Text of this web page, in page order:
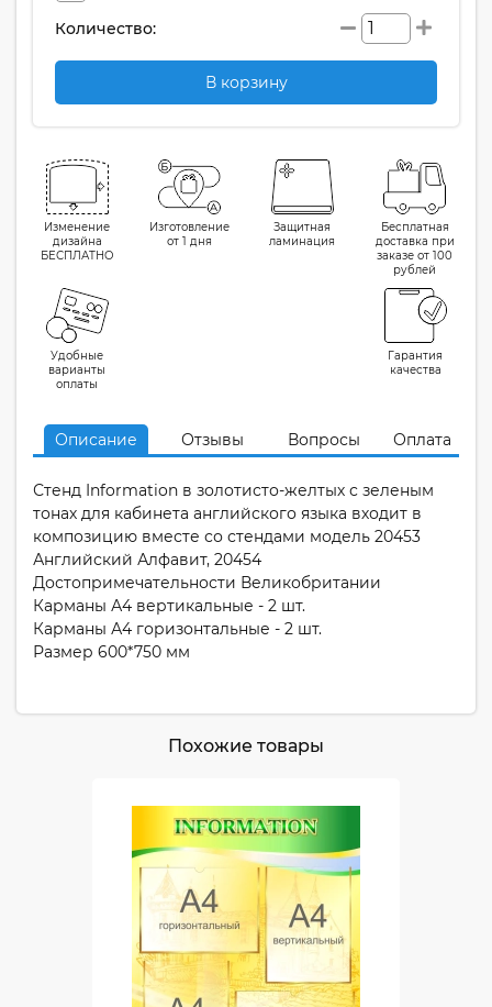
Количество:
В корзину
Изменение
дизайна
БЕСПЛАТНО
Изготовление
от 1 дня
Защитная
ламинация
Бесплатная
доставка при
заказе от 100
рублей
Удобные
варианты
оплаты
Гарантия
качества
Описание Отзывы Вопросы Оплата
Стенд Information в золотисто-желтых с зеленым
тонах для кабинета английского языка входит в
композицию вместе со стендами модель 20453
Английский Алфавит, 20454
Достопримечательности Великобритании
Карманы А4 вертикальные - 2 шт.
Карманы А4 горизонтальные - 2 шт.
Размер 600*750 мм
Похожие товары